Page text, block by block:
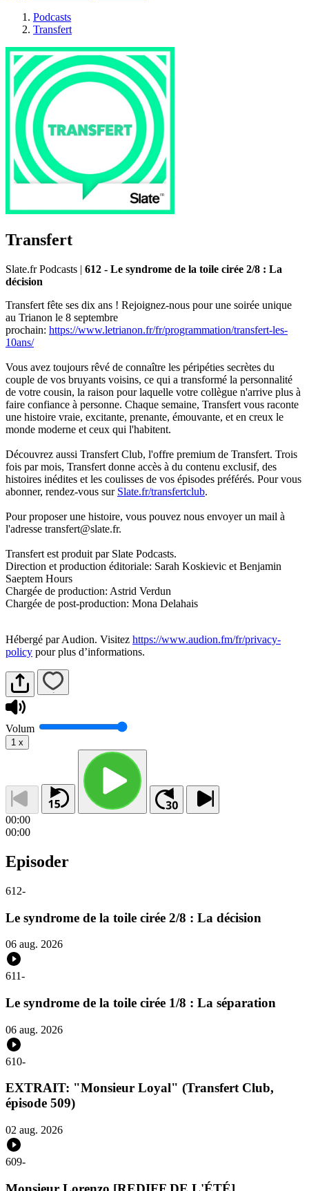
Podcasts
Transfert
Transfert
Slate.fr Podcasts | 612 - Le syndrome de la toile cirée 2/8 : La
décision
Transfert fête ses dix ans ! Rejoignez-nous pour une soirée unique
au Trianon le 8 septembre
prochain: https://www.letrianon.fr/fr/programmation/transfert-les-
10ans/
Vous avez toujours rêvé de connaître les péripéties secrètes du
couple de vos bruyants voisins, ce qui a transformé la personnalité
de votre cousin, la raison pour laquelle votre collègue n'arrive plus à
faire confiance à personne. Chaque semaine, Transfert vous raconte
une histoire vraie, excitante, prenante, émouvante, et en creux le
monde moderne et ceux qui l'habitent.
Découvrez aussi Transfert Club, l'offre premium de Transfert. Trois
fois par mois, Transfert donne accès à du contenu exclusif, des
histoires inédites et les coulisses de vos épisodes préférés. Pour vous
abonner, rendez-vous sur Slate.fr/transfertclub.
Pour proposer une histoire, vous pouvez nous envoyer un mail à
l'adresse transfert@slate.fr.
Transfert est produit par Slate Podcasts.
Direction et production éditoriale: Sarah Koskievic et Benjamin
Saeptem Hours
Chargée de production: Astrid Verdun
Chargée de post-production: Mona Delahais
Hébergé par Audion. Visitez https://www.audion.fm/fr/privacy-
policy pour plus d’informations.
Volum
1 x
00:00
00:00
Episoder
612-
Le syndrome de la toile cirée 2/8 : La décision
06 aug. 2026
611-
Le syndrome de la toile cirée 1/8 : La séparation
06 aug. 2026
610-
EXTRAIT: "Monsieur Loyal" (Transfert Club,
épisode 509)
02 aug. 2026
609-